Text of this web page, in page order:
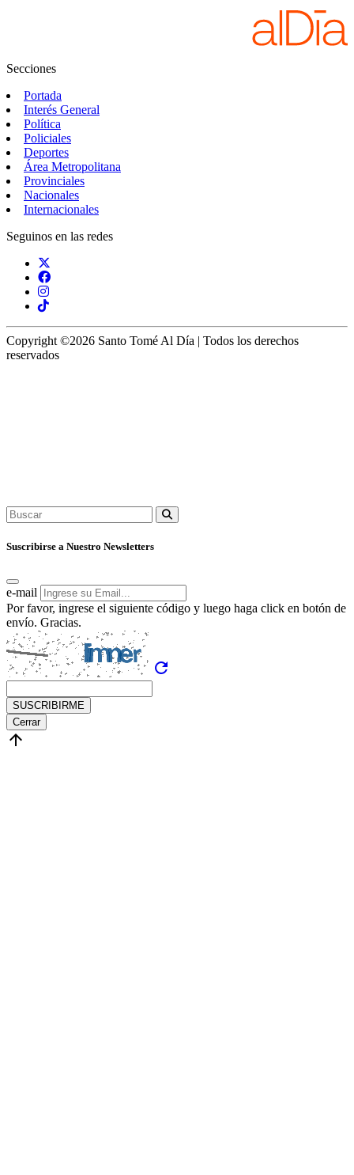
Secciones
Portada
Interés General
Política
Policiales
Deportes
Área Metropolitana
Provinciales
Nacionales
Internacionales
Seguinos en las redes
Copyright ©2026 Santo Tomé Al Día | Todos los derechos
reservados
Suscribirse a Nuestro Newsletters
e-mail
Por favor, ingrese el siguiente código y luego haga click en botón de
envío. Gracias.
refresh
SUSCRIBIRME
Cerrar
arrow_upward